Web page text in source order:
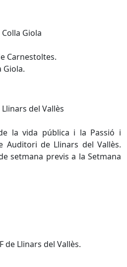
Giola
Carnestoltes.
Giola.
del Vallès
la vida pública i la Passió i
Auditori de Llinars del Vallès.
setmana previs a la Setmana
de Llinars del Vallès.